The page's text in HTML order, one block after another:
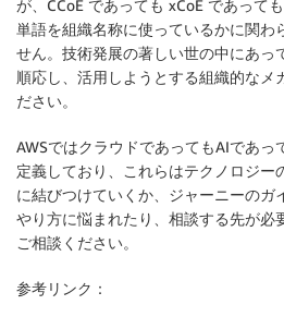
が、CCoE であっても xCoE であって
単語を組織名称に使っているかに関わ
せん。技術発展の著しい世の中にあっ
順応し、活用しようとする組織的なメ
ださい。
AWSではクラウドであってもAIであ
定義しており、これらはテクノロジー
に結びつけていくか、ジャーニーのガ
やり方に悩まれたり、相談する先が必
ご相談ください。
参考リンク：